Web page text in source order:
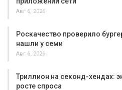
Авг 6, 2026
Роскачество проверило
нашли у семи
Авг 6, 2026
Триллион на секонд-хендах:
росте спроса